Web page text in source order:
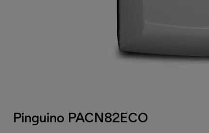
Pinguino PACN82ECO